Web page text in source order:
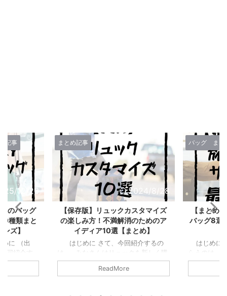
8/28
タマイズ
ためのア
め】
するの
新しく購
とがないだ
バッグ まとめ記事
2025/12/8
【まとめ】旅行に使える最強サブ
バッグ8選！リュック+バッグ＝最
強【アプデ版】
はじめに さて、今回紹介させても
らうのは… 皆さんはリュックだけで
旅に行ったことがあるだろうか？僕は
イタリアでロストバゲージに遭ってか
ReadMore
バッグ ま
【保存版
リュック
はじめに
するのは…
だ。 だが…